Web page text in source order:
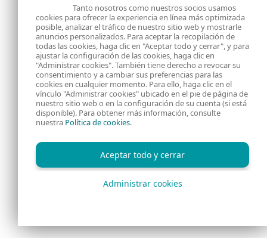
Tanto nosotros como nuestros socios usamos
cookies para ofrecer la experiencia en línea más optimizada
posible, analizar el tráfico de nuestro sitio web y mostrarle
anuncios personalizados. Para aceptar la recopilación de
todas las cookies, haga clic en "Aceptar todo y cerrar", y para
ajustar la configuración de las cookies, haga clic en
"Administrar cookies". También tiene derecho a revocar su
consentimiento y a cambiar sus preferencias para las
cookies en cualquier momento. Para ello, haga clic en el
vínculo "Administrar cookies" ubicado en el pie de página de
nuestro sitio web o en la configuración de su cuenta (si está
disponible). Para obtener más información, consulte
nuestra Política de cookies.
Aceptar todo y cerrar
Administrar cookies